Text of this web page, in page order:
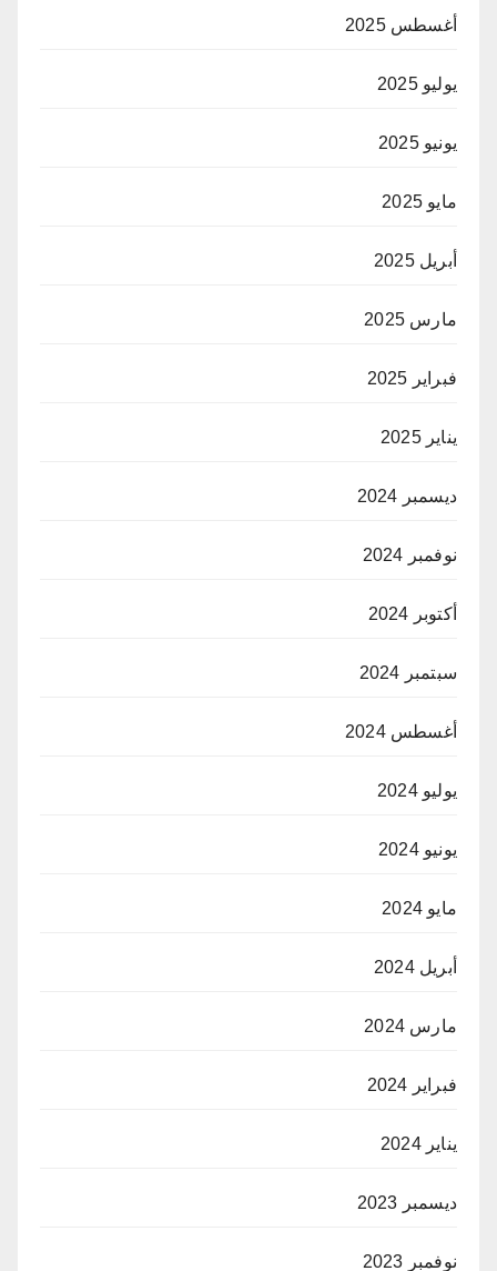
أغسطس 2025
يوليو 2025
يونيو 2025
مايو 2025
أبريل 2025
مارس 2025
فبراير 2025
يناير 2025
ديسمبر 2024
نوفمبر 2024
أكتوبر 2024
سبتمبر 2024
أغسطس 2024
يوليو 2024
يونيو 2024
مايو 2024
أبريل 2024
مارس 2024
فبراير 2024
يناير 2024
ديسمبر 2023
نوفمبر 2023